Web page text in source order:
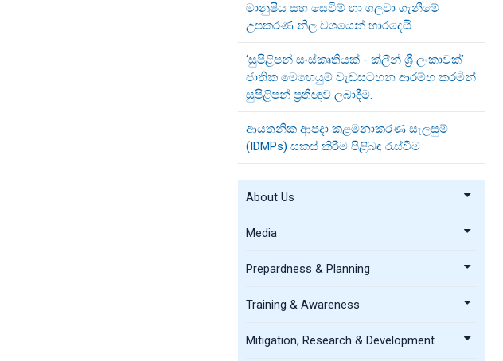
මානුෂීය සහ සෙවීම් හා ගලවා ගැනීමේ
උපකරණ නිල වශයෙන් භාරදෙයි
‘සුපිළිපන් සංස්කෘතියක් - ක්ලීන් ශ්‍රී ලංකාවක්’
ජාතික මෙහෙයුම් වැඩසටහන ආරම්භ කරමින්
සුපිළිපන් ප්‍රතිඥාව ලබාදීම.
ආයතනික ආපදා කළමනාකරණ සැලසුම්
(IDMPs) සකස් කිරීම පිළිබඳ රැස්වීම
About Us
Media
Prepardness & Planning
Training & Awareness
Mitigation, Research & Development